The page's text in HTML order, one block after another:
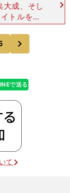
大成、そし
トルを獲
はいえ、そ
そう言わ
で送る
て